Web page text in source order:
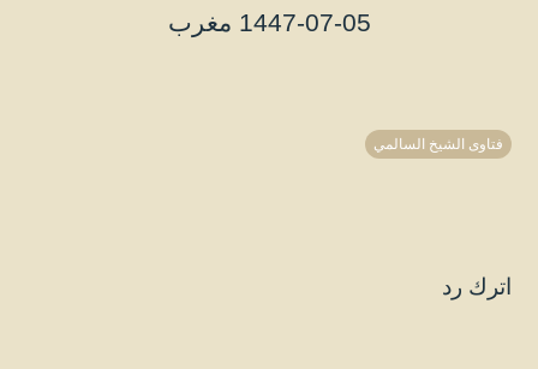
1447-07-05 مغرب
فتاوى الشيخ السالمي
اترك رد